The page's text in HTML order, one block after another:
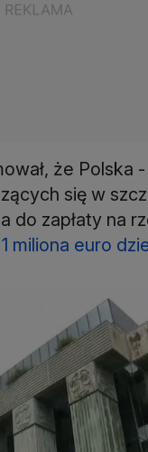
że Polska
się w
do zapłaty na
miliona euro